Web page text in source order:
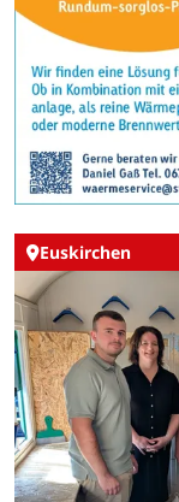
Euskirchen